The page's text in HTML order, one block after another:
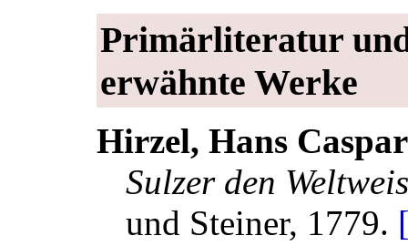
Primärliteratur
erwähnte Werke
Hirzel, Hans
Sulzer den
und Steiner, 1779.